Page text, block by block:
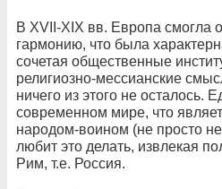
В XVII-XIX вв. Европа смогла
гармонию, что была
сочетая общественные
религиозно-мессианские
ничего из этого не осталось.
современном мире, что
народом-воином (не просто
любит это делать, извлекая
Рим, т.е. Россия.